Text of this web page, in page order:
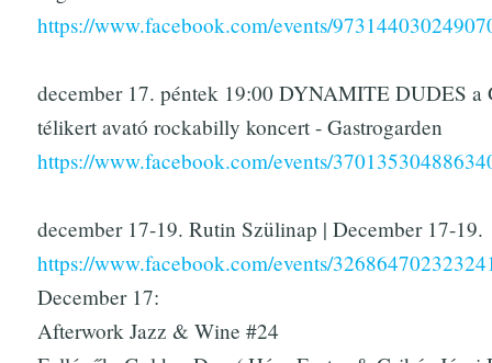
https://www.facebook.com/events/
december 17. péntek 19:00 DYNAMITE DUDES a
télikert avató rockabilly koncert - Gastrogarden
https://www.facebook.com/events/
december 17-19. Rutin Szülinap | December 17-19.
https://www.facebook.com/events/
December 17:
Afterwork Jazz & Wine #24